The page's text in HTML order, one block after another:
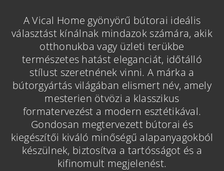
A Vical Home gyönyörű bútorai ideális
választást kínálnak mindazok számára, akik
otthonukba vagy üzleti terükbe
természetes hatást eleganciát, időtálló
stílust szeretnének vinni. A márka a
bútorgyártás világában elismert név, amely
mesterien ötvözi a klasszikus
formatervezést a modern esztétikával.
Gondosan megtervezett bútorai és
kiegészítői kiváló minőségű alapanyagokból
készülnek, biztosítva a tartósságot és a
kifinomult megjelenést.